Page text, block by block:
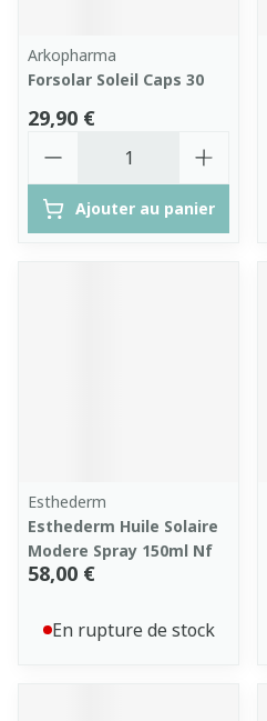
Arkopharma
Forsolar Soleil Caps 30
29,90 €
Ajouter au panier
Esthederm
Esthederm Huile Solaire
Modere Spray 150ml Nf
58,00 €
En rupture de stock